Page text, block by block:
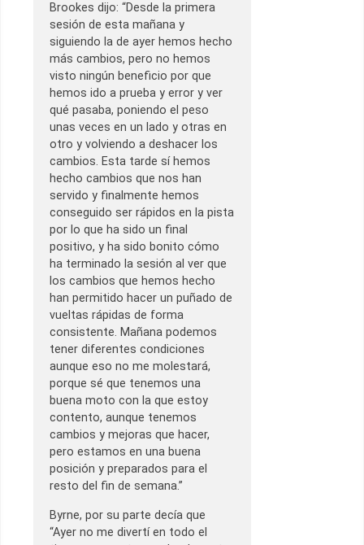
Brookes dijo: “Desde la primera
sesión de esta mañana y
siguiendo la de ayer hemos hecho
más cambios, pero no hemos
visto ningún beneficio por que
hemos ido a prueba y error y ver
qué pasaba, poniendo el peso
unas veces en un lado y otras en
otro y volviendo a deshacer los
cambios. Esta tarde sí hemos
hecho cambios que nos han
servido y finalmente hemos
conseguido ser rápidos en la pista
por lo que ha sido un final
positivo, y ha sido bonito cómo
ha terminado la sesión al ver que
los cambios que hemos hecho
han permitido hacer un puñado de
vueltas rápidas de forma
consistente. Mañana podemos
tener diferentes condiciones
aunque eso no me molestará,
porque sé que tenemos una
buena moto con la que estoy
contento, aunque tenemos
cambios y mejoras que hacer,
pero estamos en una buena
posición y preparados para el
resto del fin de semana.”
Byrne, por su parte decía que
“Ayer no me divertí en todo el